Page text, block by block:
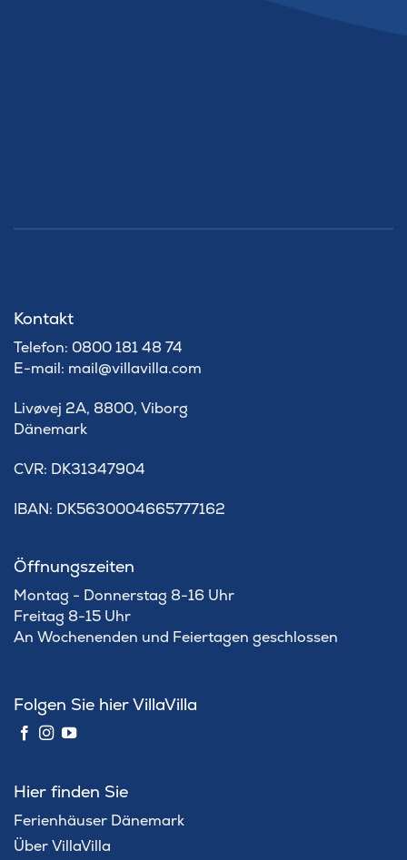
Kontakt
Telefon: 0800 181 48 74
E-mail: mail@villavilla.com
Livøvej 2A, 8800, Viborg
Dänemark
​CVR: DK31347904
IBAN: DK5630004665777162
Öffnungszeiten
Montag - Donnerstag 8-16 Uhr
Freitag 8-15 Uhr
An Wochenenden und Feiertagen geschlossen
Folgen Sie hier VillaVilla
Hier finden Sie
Ferienhäuser Dänemark
Über VillaVilla